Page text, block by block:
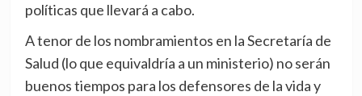
políticas que llevará a cabo.
A tenor de los nombramientos en la Secretaría de
Salud (lo que equivaldría a un ministerio) no serán
buenos tiempos para los defensores de la vida y